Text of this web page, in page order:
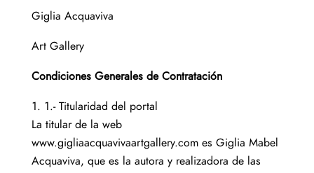
Giglia Acquaviva
Art Gallery
Condiciones Generales de Contratación
1.- Titularidad del portal
La titular de la web
www.gigliaacquavivaartgallery.com es Giglia Mabel
Acquaviva, que es la autora y realizadora de las